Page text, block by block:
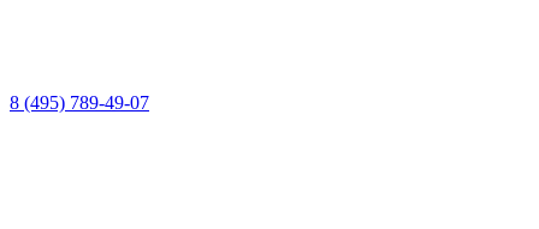
8 (495) 789-49-07